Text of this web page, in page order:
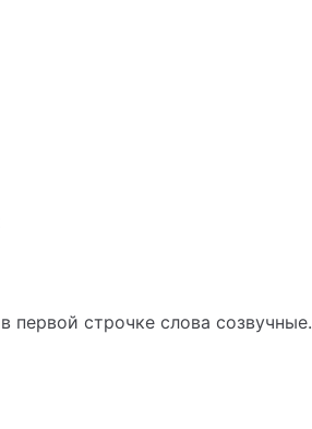
строчке слова созвучные.